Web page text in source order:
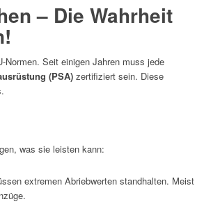
– Die Wahrheit
Seit einigen Jahren muss jede
(PSA) zertifiziert sein. Diese
was sie leisten kann:
extremen Abriebwerten standhalten. Meist